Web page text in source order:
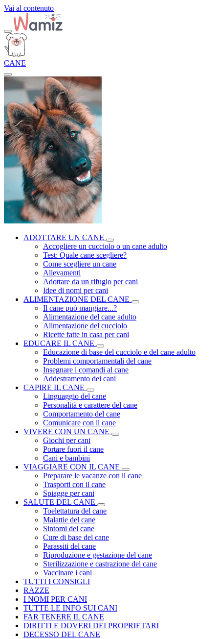
Vai al contenuto
CANE
ADOTTARE UN CANE
Accogliere un cucciolo o un cane adulto
Test: Quale cane scegliere?
Come scegliere un cane
Allevamenti
Adottare da un rifugio per cani
Idee di nomi per cani
ALIMENTAZIONE DEL CANE
Il cane può mangiare...?
Alimentazione del cane adulto
Alimentazione del cucciolo
Ricette fatte in casa per cani
EDUCARE IL CANE
Educazione di base del cucciolo e del cane adulto
Problemi comportamentali del cane
Insegnare i comandi al cane
Addestramento dei cani
CAPIRE IL CANE
Linguaggio del cane
Personalità e carattere del cane
Comportamento del cane
Comunicare con il cane
VIVERE CON UN CANE
Giochi per cani
Portare fuori il cane
Cani e bambini
VIAGGIARE CON IL CANE
Preparare le vacanze con il cane
Trasporti con il cane
Spiagge per cani
SALUTE DEL CANE
Toelettatura del cane
Malattie del cane
Sintomi del cane
Cure di base del cane
Parassiti del cane
Riproduzione e gestazione del cane
Sterilizzazione e castrazione del cane
Vaccinare i cani
TUTTI I CONSIGLI
RAZZE
I NOMI PER CANI
TUTTE LE INFO SUI CANI
FAR TENERE IL CANE
DIRITTI E DOVERI DEI PROPRIETARI
DECESSO DEL CANE